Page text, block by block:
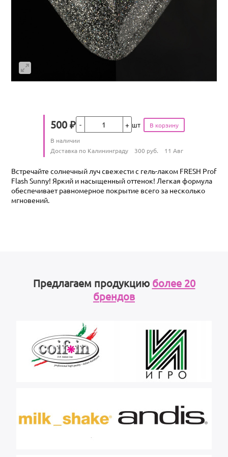
Цена
500 ₽Кол-во шт
Количество
В наличии
Условия доставки
Доставка по Калининграду 300 руб. 11 Авг
Встречайте солнечный луч свежести с гель-лаком FRESH Prof
Flash Sunny! Яркий и насыщенный оттенок! Легкая формула
обеспечивает равномерное покрытие всего за несколько
мгновений.
Предлагаем продукцию более 20
брендов